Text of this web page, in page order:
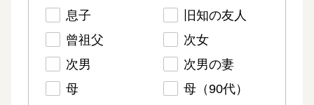
息子
旧知の友人
曾祖父
次女
次男
次男の妻
母
母（90代）